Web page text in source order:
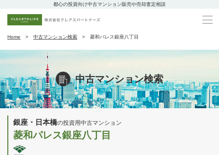
都心の投資向け中古マンション販売や売却査定相談
Home 中古マンション検索 菱和パレス銀座八丁目
中古マンション検索
銀座・日本橋の投資用中古マンション
菱和パレス銀座八丁目